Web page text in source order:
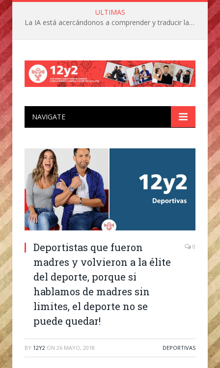
ULTIMAS
La IA está acercándonos a comprender y traducir las vocalizaciones y comportamientos de nuestras mascotas
NAVIGATE
Deportistas que fueron
madres y volvieron a la élite
del deporte, porque si
hablamos de madres sin
limites, el deporte no se
puede quedar!
0
BY 12Y2 ON 26 MAYO, 2018 DEPORTIVAS